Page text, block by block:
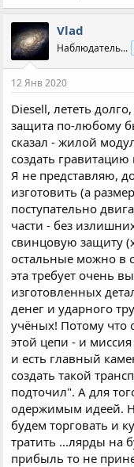
Vlad
Наблюдатель...
12 Янв 2020
Diesell, лететь
защита по-любому
сказал - жилой
создать
Я не представляю,
изготовить (а
поступательно
части - без
свинцовую защиту
остальные можно в
эта требует очень
изготовленных
денег и ударного
учёных! Потому что
этой цепи - и
и есть главный
создать такой
подточил". А для
одержимым идеей.
будем торговать и
тратить ...лярды на
прибыль то не